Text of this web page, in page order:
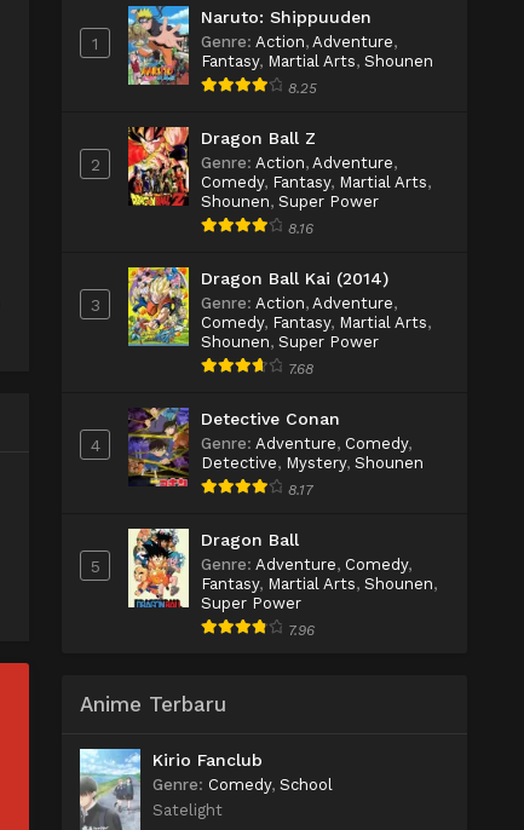
1
Naruto: Shippuuden
Genre: Action, Adventure,
Fantasy, Martial Arts, Shounen
8.25
2
Dragon Ball Z
Genre: Action, Adventure,
Comedy, Fantasy, Martial Arts,
Shounen, Super Power
8.16
3
Dragon Ball Kai (2014)
Genre: Action, Adventure,
Comedy, Fantasy, Martial Arts,
Shounen, Super Power
7.68
4
Detective Conan
Genre: Adventure, Comedy,
Detective, Mystery, Shounen
8.17
5
Dragon Ball
Genre: Adventure, Comedy,
Fantasy, Martial Arts, Shounen,
Super Power
7.96
Anime Terbaru
Kirio Fanclub
Genre: Comedy, School
Satelight